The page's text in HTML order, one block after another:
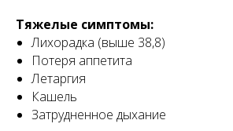
Тяжелые симптомы:
Лихорадка (выше 38,8)
Потеря аппетита
Летаргия
Кашель
Затрудненное дыхание